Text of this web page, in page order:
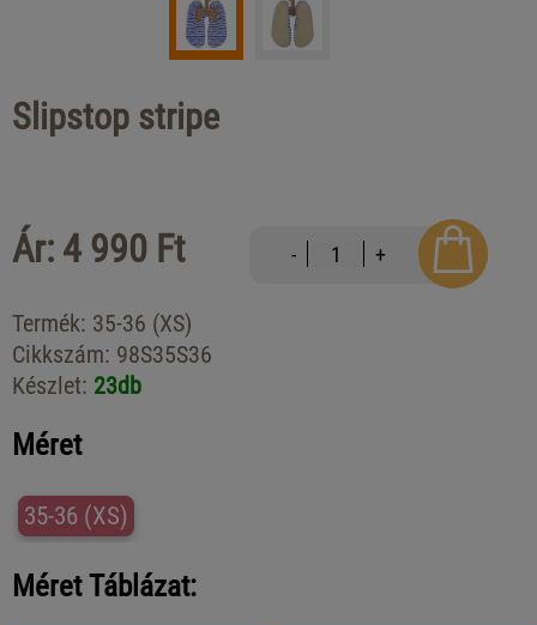
Slipstop stripe
Ár: 4 990 Ft - +
Termék: 35-36 (XS)
Cikkszám: 98S35S36
Készlet: 23db
Méret
35-36 (XS)
Méret Táblázat: